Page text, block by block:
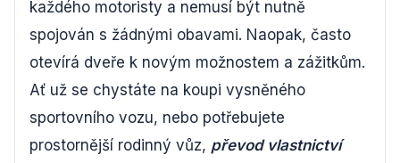
každého motoristy a nemusí být nutně
spojován s žádnými obavami. Naopak, často
otevírá dveře k novým možnostem a zážitkům.
Ať už se chystáte na koupi vysněného
sportovního vozu, nebo potřebujete
prostornější rodinný vůz, převod vlastnictví